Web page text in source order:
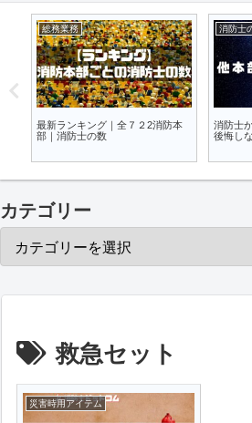
警防業務
解説｜緊急消防援助隊のこと１１
項目｜求めや指示の違い
警防業
消防隊
イドラ
カテゴリー
救急セット
災害時用アイテム